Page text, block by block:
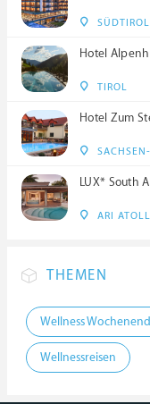
SÜDTIROL
Hotel
TIROL
Hotel Zum
LUX* South
ARI ATOLL
THEMEN
Wellness
Wellnessreisen